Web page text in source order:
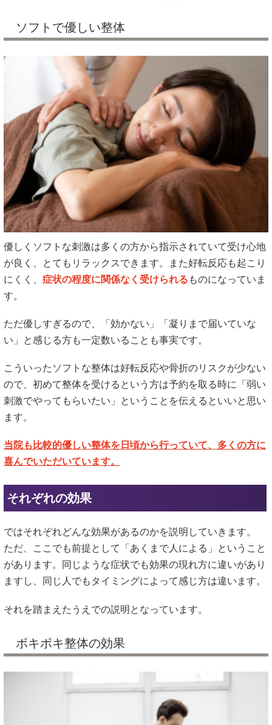
ソフトで優しい整体
優しくソフトな刺激は多くの方から指示されていて受け心地
が良く、とてもリラックスできます。また好転反応も起こり
にくく、 症状の程度に関係なく受けられる ものになっていま
す。
ただ優しすぎるので、「効かない」「凝りまで届いていな
い」と感じる方も一定数いることも事実です。
こういったソフトな整体は好転反応や骨折のリスクが少ない
ので、初めて整体を受けるという方は予約を取る時に「弱い
刺激でやってもらいたい」ということを伝えるといいと思い
ます。
当院も比較的優しい整体を日頃から行っていて、多くの方に
喜んでいただいています。
それぞれの効果
ではそれぞれどんな効果があるのかを説明していきます。
ただ、ここでも前提として「あくまで人による」ということ
があります。同じような症状でも効果の現れ方に違いがあり
ますし、同じ人でもタイミングによって感じ方は違います。
それを踏まえたうえでの説明となっています。
ボキボキ整体の効果